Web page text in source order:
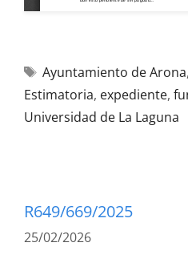
Ayuntamiento de Arona,
Estimatoria, expediente,
Universidad de La Laguna
R649/669/2025
25/02/2026